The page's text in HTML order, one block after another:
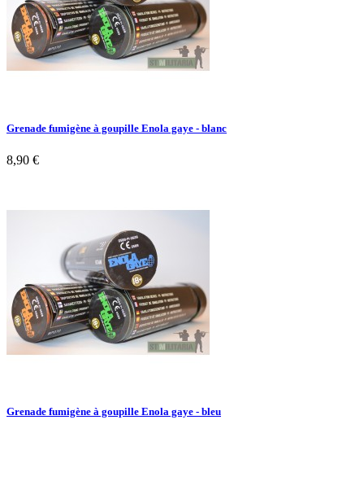
Grenade fumigène à goupille Enola gaye - blanc
8,90 €
Grenade fumigène à goupille Enola gaye - bleu